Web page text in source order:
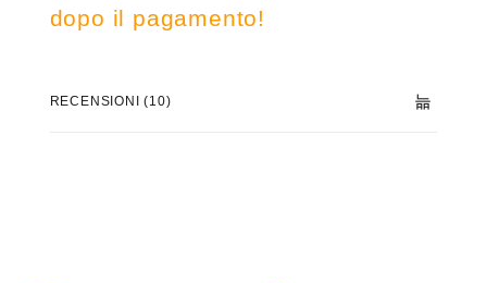
dopo il pagamento!
RECENSIONI (10)